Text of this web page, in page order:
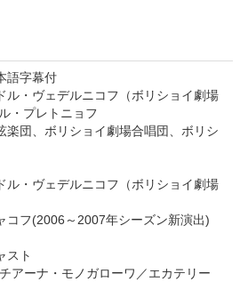
語字幕付
ル・ヴェデルニコフ（ボリショイ劇場
・プレトニョフ
楽団、ボリショイ劇場合唱団、ボリシ
ル・ヴェデルニコフ（ボリショイ劇場
コフ(2006～2007年シーズン新演出)
スト
アーナ・モノガローワ／エカテリー